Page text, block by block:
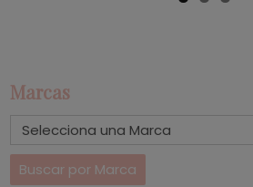
Marcas